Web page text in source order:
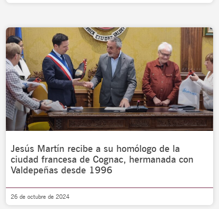
Jesús Martín recibe a su homólogo de la
ciudad francesa de Cognac, hermanada con
Valdepeñas desde 1996
26 de octubre de 2024